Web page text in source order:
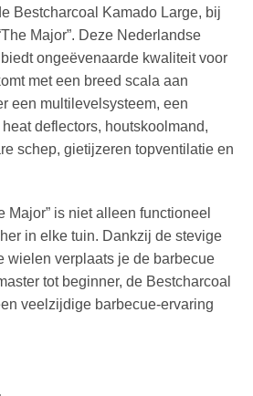
Bestcharcoal Kamado Large, bij
Major”. Deze Nederlandse
ongeëvenaarde kwaliteit voor
met een breed scala aan
een multilevelsysteem, een
deflectors, houtskoolmand,
schep, gietijzeren topventilatie en
Major” is niet alleen functioneel
in elke tuin. Dankzij de stevige
wielen verplaats je de barbecue
tot beginner, de Bestcharcoal
veelzijdige barbecue-ervaring